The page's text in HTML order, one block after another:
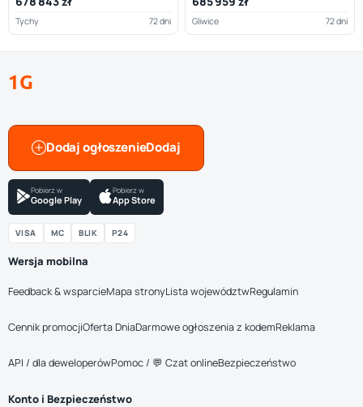
Tychy 72 dni Gliwice 72 dni
1G
Dodaj ogłoszenie
Pobierz w
Google Play
Pobierz w
App Store
VISA MC BLIK P24
Wersja mobilna
Feedback & wsparcieMapa stronyLista województwRegulamin
Cennik promocjiOferta DniaDarmowe ogłoszenia z kodemReklama
API / dla deweloperówPomoc / 💬 Czat onlineBezpieczeństwo
Konto i Bezpieczeństwo